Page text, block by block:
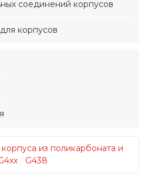
соединений корпусов
корпусов
из поликарбоната и
G438